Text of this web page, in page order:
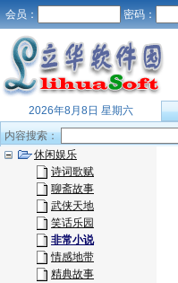
会员： 密码：
2026年8月8日 星期六
内容搜索：
休闲娱乐
诗词歌赋
聊斋故事
武侠天地
笑话乐园
非常小说
情感地带
精典故事